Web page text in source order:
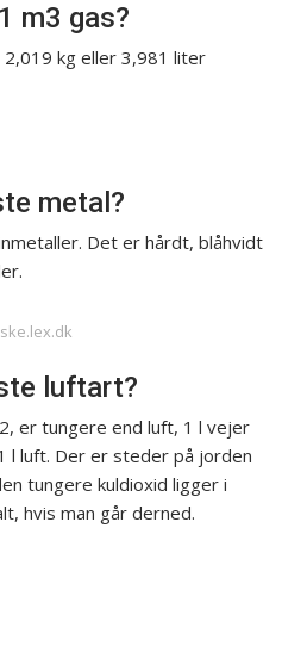
m3 gas?
kg eller 3,981 liter
metal?
Det er hårdt, blåhvidt
luftart?
er tungere end luft, 1 l vejer
l luft. Der er steder på jorden
tungere kuldioxid ligger i
hvis man går derned.